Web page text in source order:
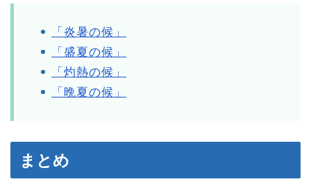
「炎暑の候」
「盛夏の候」
「灼熱の候」
「晩夏の候」
まとめ